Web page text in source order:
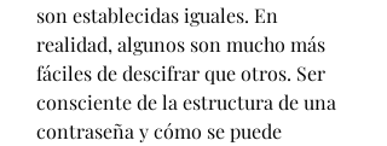
son establecidas iguales. En
realidad, algunos son mucho más
fáciles de descifrar que otros. Ser
consciente de la estructura de una
contraseña y cómo se puede